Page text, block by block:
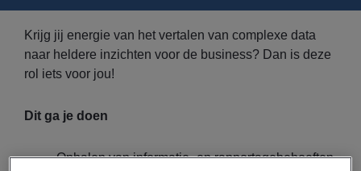
Krijg jij energie van het vertalen van complexe data
naar heldere inzichten voor de business? Dan is deze
rol iets voor jou!
Dit ga je doen
Ophalen van informatie- en rapportagebehoeften